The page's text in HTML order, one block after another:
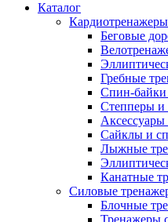
Каталог
Кардиотренажеры
Беговые
Гребные
Спин-
Степперы
Сайклы и
Лыжные
Канатные
Силовые
Блочные
Тренажеры